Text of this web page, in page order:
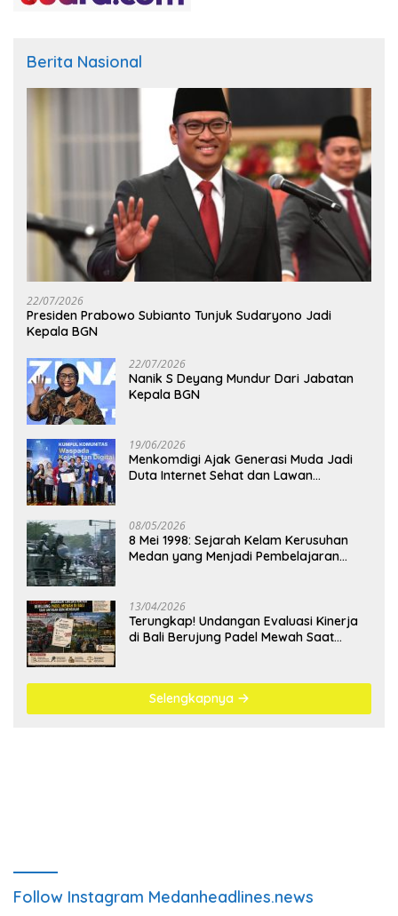
Berita Nasional
22/07/2026
Presiden Prabowo Subianto Tunjuk Sudaryono Jadi
Kepala BGN
22/07/2026
Nanik S Deyang Mundur Dari Jabatan
Kepala BGN
19/06/2026
Menkomdigi Ajak Generasi Muda Jadi
Duta Internet Sehat dan Lawan
08/05/2026
8 Mei 1998: Sejarah Kelam Kerusuhan
Medan yang Menjadi Pembelajaran
13/04/2026
Terungkap! Undangan Evaluasi Kinerja
di Bali Berujung Padel Mewah Saat
Selengkapnya
Follow Instagram Medanheadlines.news